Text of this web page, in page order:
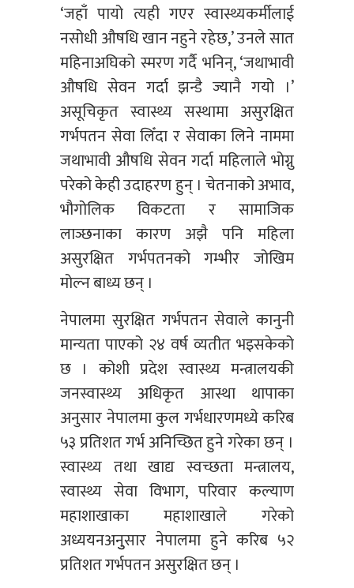
‘जहाँ पायो त्यही गएर स्वास्थ्यकर्मीलाई
नसोधी औषधि खान नहुने रहेछ,’ उनले सात
महिनाअघिको स्मरण गर्दै भनिन्, ‘जथाभावी
औषधि सेवन गर्दा झन्डै ज्यानै गयो ।’
असूचिकृत स्वास्थ्य सस्थामा असुरक्षित
गर्भपतन सेवा लिँदा र सेवाका लिने नाममा
जथाभावी औषधि सेवन गर्दा महिलाले भोग्नु
परेको केही उदाहरण हुन् । चेतनाको अभाव,
भौगोलिक विकटता र सामाजिक
लाञ्छनाका कारण अझै पनि महिला
असुरक्षित गर्भपतनको गम्भीर जोखिम
मोल्न बाध्य छन् ।
नेपालमा सुरक्षित गर्भपतन सेवाले कानुनी
मान्यता पाएको २४ वर्ष व्यतीत भइसकेको
छ । कोशी प्रदेश स्वास्थ्य मन्त्रालयकी
जनस्वास्थ्य अधिकृत आस्था थापाका
अनुसार नेपालमा कुल गर्भधारणमध्ये करिब
५३ प्रतिशत गर्भ अनिच्छित हुने गरेका छन् ।
स्वास्थ्य तथा खाद्य स्वच्छता मन्त्रालय,
स्वास्थ्य सेवा विभाग, परिवार कल्याण
महाशाखाका महाशाखाले गरेको
अध्ययनअनुुसार नेपालमा हुने करिब ५२
प्रतिशत गर्भपतन असुरक्षित छन् ।